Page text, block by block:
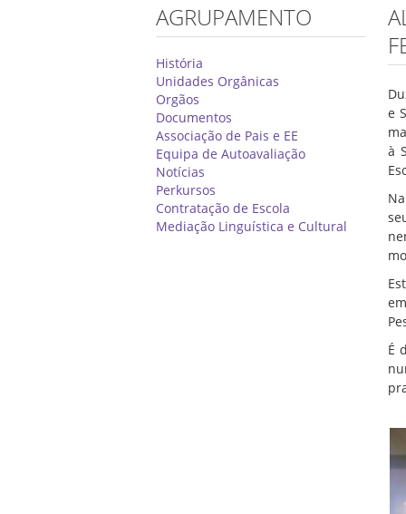
AGRUPAMENTO
História
Unidades Orgânicas
Orgãos
Documentos
Associação de Pais e EE
Equipa de Autoavaliação
Notícias
Perkursos
Contratação de Escola
Mediação Linguística e Cultural
e
à
É